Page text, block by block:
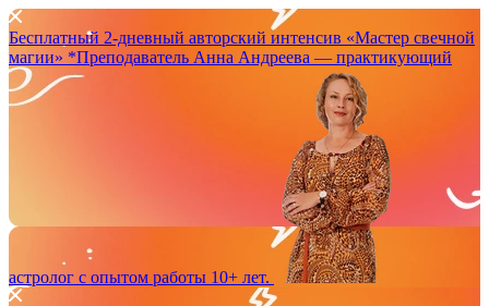
Бесплатный 2-дневный авторский интенсив «Мастер свечной
магии» *Преподаватель Анна Андреева — практикующий
астролог с опытом работы 10+ лет.